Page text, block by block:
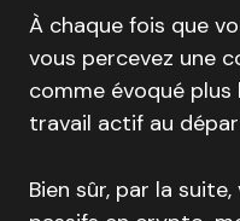
À chaque fois que
vous percevez une
comme évoqué
travail actif au
Bien sûr, par la